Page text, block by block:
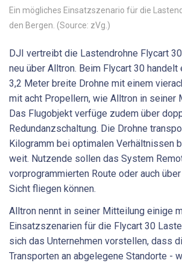
Ein mögliches Einsatzszenario für die
den Bergen. (Source: zVg.)
DJI vertreibt die Lastendrohne Flycart
neu über Alltron. Beim Flycart 30 handelt
3,2 Meter breite Drohne mit einem
mit acht Propellern, wie Alltron in seiner
Das Flugobjekt verfüge zudem über
Redundanzschaltung. Die Drohne
Kilogramm bei optimalen Verhältnissen
weit. Nutzende sollen das System
vorprogrammierten Route oder auch
Sicht fliegen können.
Alltron nennt in seiner Mitteilung einige
Einsatzszenarien für die Flycart 30
sich das Unternehmen vorstellen, dass
Transporten an abgelegene Standorte -